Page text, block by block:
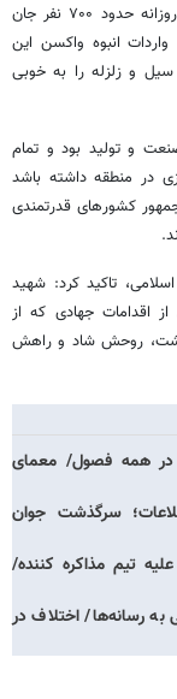
مردم را نجات داد و این در حالی است که قبل از آن روزانه حدود ۷۰۰ نفر جان
انبوه واکسن این
و زلزله را به خوبی
و تولید بود و تمام
در منطقه داشته باشد
کشورهای قدرتمندی
تاکید کرد: شهید
اقدامات جهادی که از
روحش شاد و راهش
در همه فصول/ معمای
سرگذشت جوان
تیم مذاکره کننده/
به رسانه‌ها/ اختلاف در